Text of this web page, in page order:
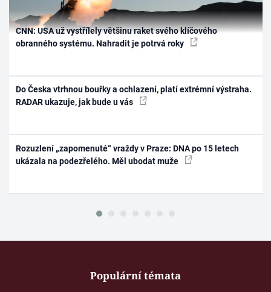
CNN: USA už vystřílely většinu raket svého klíčového
obranného systému. Nahradit je potrvá roky
Do Česka vtrhnou bouřky a ochlazení, platí extrémní výstraha.
RADAR ukazuje, jak bude u vás
Rozuzlení „zapomenuté“ vraždy v Praze: DNA po 15 letech
ukázala na podezřelého. Měl ubodat muže
Populární témata